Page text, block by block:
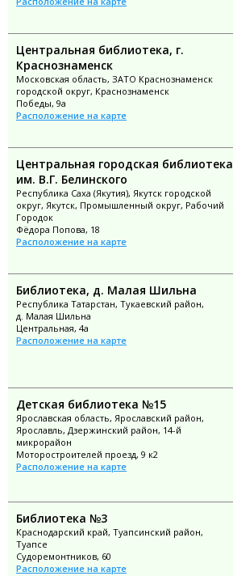
Центральная библиотека, г.
Краснознаменск
Московская область, ЗАТО Краснознаменск
городской округ, Краснознаменск
Победы, 9а
Расположение на карте
Центральная городская библиотека
им. В.Г. Белинского
Республика Саха (Якутия), Якутск городской
округ, Якутск, Промышленный округ, Рабочий
Городок
Фёдора Попова, 18
Расположение на карте
Библиотека, д. Малая Шильна
Республика Татарстан, Тукаевский район,
д. Малая Шильна
Центральная, 4а
Расположение на карте
Детская библиотека №15
Ярославская область, Ярославский район,
Ярославль, Дзержинский район, 14-й
микрорайон
Моторостроителей проезд, 9 к2
Расположение на карте
Библиотека №3
Краснодарский край, Туапсинский район,
Туапсе
Судоремонтников, 60
Расположение на карте